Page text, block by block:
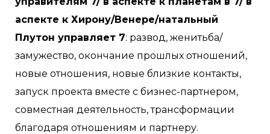
аспекте к Хирону/Венере/натальный
Плутон управляет 7: развод, женитьба/
замужество, окончание прошлых отношений,
новые отношения, новые близкие контакты,
запуск проекта вместе с бизнес-партнером,
совместная деятельность, трансформации
благодаря отношениям и партнеру.